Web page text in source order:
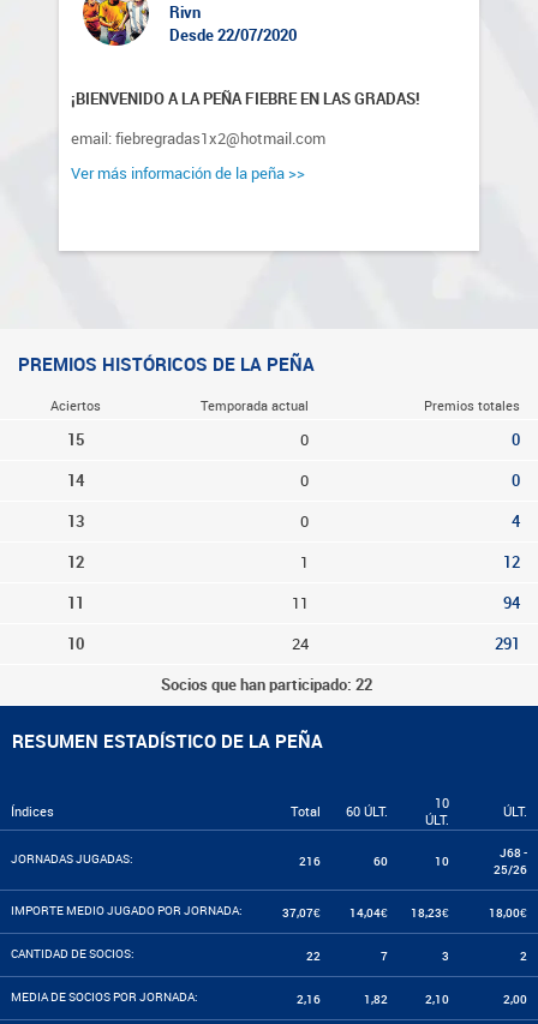
Rivn
Desde 22/07/2020
¡BIENVENIDO A LA PEÑA FIEBRE EN LAS GRADAS!
email: fiebregradas1x2@hotmail.com
Ver más información de la peña >>
PREMIOS HISTÓRICOS DE LA PEÑA
Aciertos Temporada actual Premios totales
15 0 0
14 0 0
13 0 4
12 1 12
11 11 94
10 24 291
Socios que han participado: 22
RESUMEN ESTADÍSTICO DE LA PEÑA
Índices Total 60 ÚLT.
10
ÚLT.
ÚLT.
JORNADAS JUGADAS: 216 60 10
J68 -
25/26
IMPORTE MEDIO JUGADO POR JORNADA: 37,07€ 14,04€ 18,23€ 18,00€
CANTIDAD DE SOCIOS: 22 7 3 2
MEDIA DE SOCIOS POR JORNADA: 2,16 1,82 2,10 2,00